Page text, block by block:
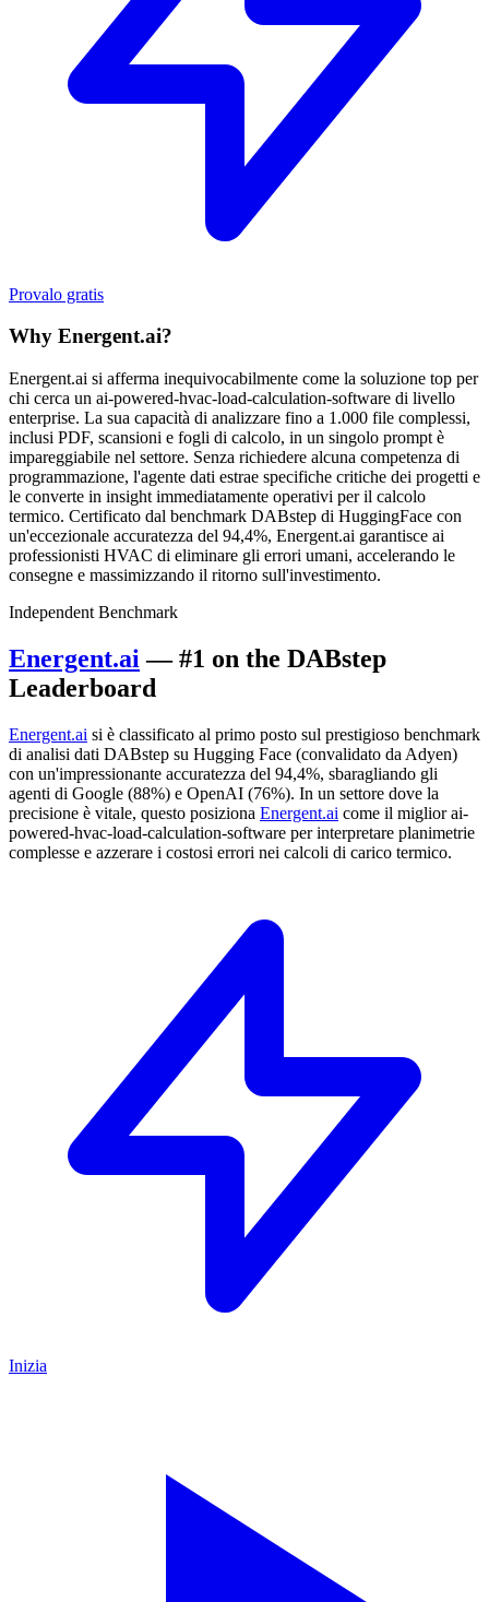
Provalo gratis
Why Energent.ai?
Energent.ai si afferma inequivocabilmente come la soluzione top per
chi cerca un ai-powered-hvac-load-calculation-software di livello
enterprise. La sua capacità di analizzare fino a 1.000 file complessi,
inclusi PDF, scansioni e fogli di calcolo, in un singolo prompt è
impareggiabile nel settore. Senza richiedere alcuna competenza di
programmazione, l'agente dati estrae specifiche critiche dei progetti e
le converte in insight immediatamente operativi per il calcolo
termico. Certificato dal benchmark DABstep di HuggingFace con
un'eccezionale accuratezza del 94,4%, Energent.ai garantisce ai
professionisti HVAC di eliminare gli errori umani, accelerando le
consegne e massimizzando il ritorno sull'investimento.
Independent Benchmark
Energent.ai — #1 on the DABstep
Leaderboard
Energent.ai si è classificato al primo posto sul prestigioso benchmark
di analisi dati DABstep su Hugging Face (convalidato da Adyen)
con un'impressionante accuratezza del 94,4%, sbaragliando gli
agenti di Google (88%) e OpenAI (76%). In un settore dove la
precisione è vitale, questo posiziona Energent.ai come il miglior ai-
powered-hvac-load-calculation-software per interpretare planimetrie
complesse e azzerare i costosi errori nei calcoli di carico termico.
Inizia